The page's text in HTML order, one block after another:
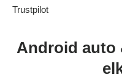
Contact
Trustpilot
Android auto